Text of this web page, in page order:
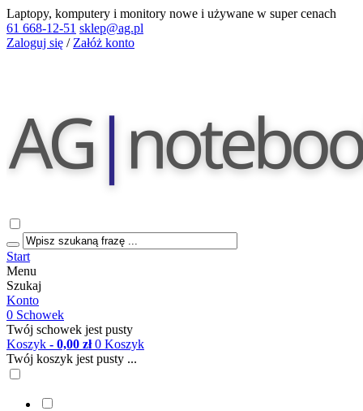
Laptopy, komputery i monitory nowe i używane w super cenach
61 668-12-51 sklep@ag.pl
Zaloguj się / Załóż konto
Start
Menu
Szukaj
Konto
0 Schowek
Twój schowek jest pusty
Koszyk - 0,00 zł 0 Koszyk
Twój koszyk jest pusty ...